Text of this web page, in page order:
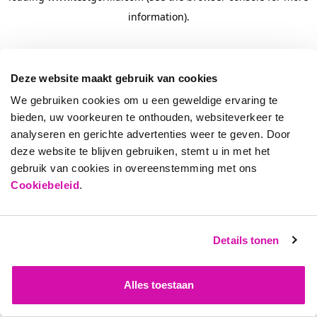
Deze website maakt gebruik van cookies
We gebruiken cookies om u een geweldige ervaring te
bieden, uw voorkeuren te onthouden, websiteverkeer te
analyseren en gerichte advertenties weer te geven. Door
deze website te blijven gebruiken, stemt u in met het
gebruik van cookies in overeenstemming met ons
Cookiebeleid.
Details tonen
Alles toestaan
information).